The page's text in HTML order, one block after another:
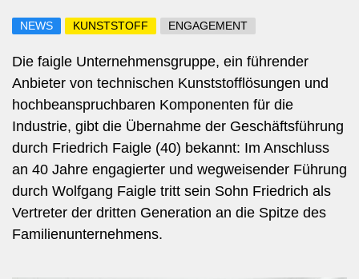
NEWS KUNSTSTOFF ENGAGEMENT
Die faigle Unternehmensgruppe, ein führender
Anbieter von technischen Kunststofflösungen und
hochbeanspruchbaren Komponenten für die
Industrie, gibt die Übernahme der Geschäftsführung
durch Friedrich Faigle (40) bekannt: Im Anschluss
an 40 Jahre engagierter und wegweisender Führung
durch Wolfgang Faigle tritt sein Sohn Friedrich als
Vertreter der dritten Generation an die Spitze des
Familienunternehmens.